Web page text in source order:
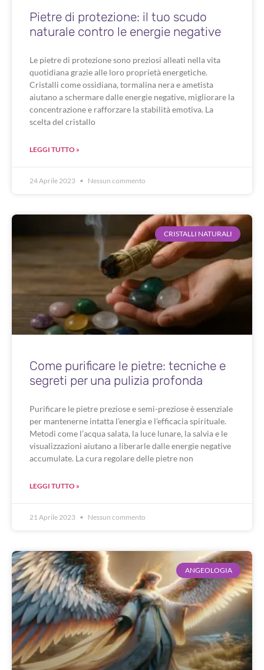
Pietre di protezione: il tuo scudo
naturale contro le energie negative
Le pietre di protezione sono preziosi alleati nella vita
quotidiana grazie alle loro proprietà energetiche.
Cristalli come ossidiana, tormalina nera e ametista
aiutano a schermare dalle energie negative, migliorare la
concentrazione e rafforzare la stabilità emotiva. La
scelta del cristallo
LEGGI TUTTO »
24 Aprile 2023 Nessun commento
CRISTALLI NATURALI
Come purificare le pietre: tecniche e
segreti per una pulizia profonda
Purificare le pietre preziose e semi-preziose è essenziale
per mantenerne intatta l’energia e l’efficacia spirituale.
Metodi come l’acqua salata, la luce lunare, la salvia e le
visualizzazioni aiutano a liberarle dalle energie negative
accumulate. La cura regolare delle pietre non
LEGGI TUTTO »
21 Aprile 2023 Nessun commento
ANGEOLOGIA